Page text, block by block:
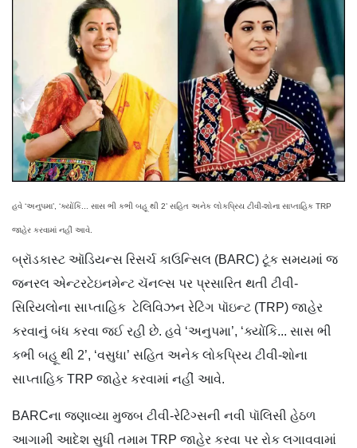
હવે ‘અનુપમા’, ‘ક્યોંકિ... સાસ ભી કભી બહૂ થી 2’ સહિત અનેક લોકપ્રિય ટીવી-શોના સાપ્તાહિક TRP
જાહેર કરવામાં નહીં આવે.
બ્રૉડકાસ્ટ ઑડિયન્સ રિસર્ચ કાઉન્સિલ (BARC) ટૂંક સમયમાં જ
જનરલ એન્ટરટેઇનમેન્ટ ચૅનલ્સ પર પ્રસારિત થતી ટીવી-
સિરિયલોના સાપ્તાહિક ટેલિવિઝન રેટિંગ પૉઇન્ટ (TRP) જાહેર
કરવાનું બંધ કરવા જઈ રહી છે. હવે ‘અનુપમા’, ‘ક્યોંકિ... સાસ ભી
કભી બહૂ થી 2’, ‘વસુધા’ સહિત અનેક લોકપ્રિય ટીવી-શોના
સાપ્તાહિક TRP જાહેર કરવામાં નહીં આવે.
BARCના જણાવ્યા મુજબ ટીવી-રેટિંગ્સની નવી પૉલિસી હેઠળ
આગામી આદેશ સુધી તમામ TRP જાહેર કરવા પર રોક લગાવવામાં